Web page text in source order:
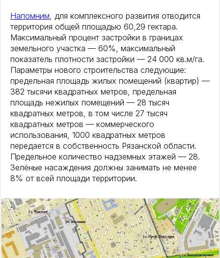
Напомним, для комплексного развития отводится
территория общей площадью 60,29 гектара.
Максимальный процент застройки в границах
земельного участка — 60%, максимальный
показатель плотности застройки — 24 000 кв.м/га.
Параметры нового строительства следующие:
предельная площадь жилых помещений (квартир) —
382 тысячи квадратных метров, предельная
площадь нежилых помещений — 28 тысяч
квадратных метров, в том числе 27 тысяч
квадратных метров — коммерческого
использования, 1000 квадратных метров
передается в собственность Рязанской области.
Предельное количество надземных этажей — 28.
Зелёные насаждения должны занимать не менее
8% от всей площади территории.